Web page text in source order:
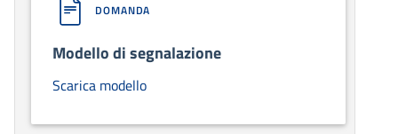
DOMANDA
Modello di segnalazione
Scarica modello